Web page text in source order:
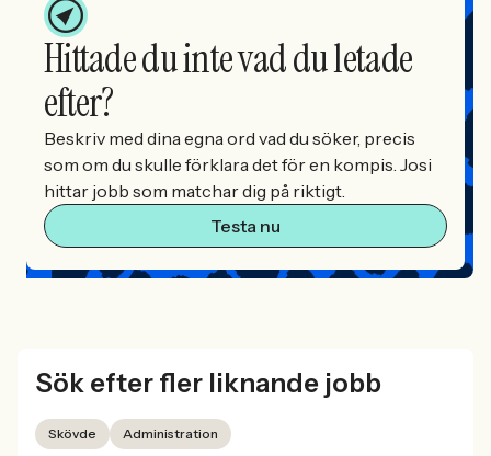
Hittade du inte vad du letade
efter?
Beskriv med dina egna ord vad du söker, precis
som om du skulle förklara det för en kompis. Josi
hittar jobb som matchar dig på riktigt.
Testa nu
Sök efter fler liknande jobb
Skövde Administration